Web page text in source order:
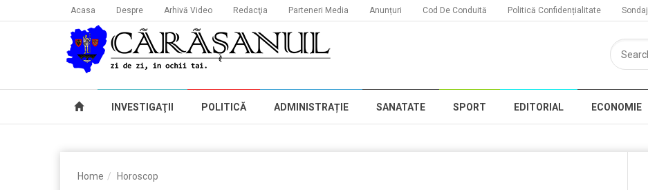
Acasa Despre Arhivă Video Redacţia Parteneri Media Anunțuri Cod De Conduită Politică Confidențialitate Sondaj
INVESTIGAŢII POLITICĂ ADMINISTRAȚIE SANATATE SPORT EDITORIAL ECONOMIE
Home Horoscop